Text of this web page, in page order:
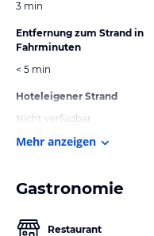
3 min
Entfernung zum Strand in
Fahrminuten
< 5 min
Hoteleigener Strand
Nicht verfügbar
Mehr anzeigen
Gastronomie
Restaurant